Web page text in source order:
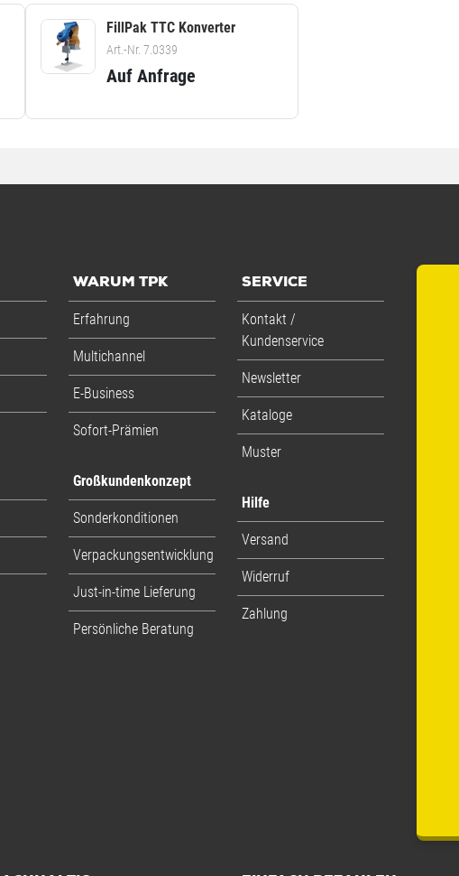
FillPak TTC Konverter
Art.-Nr. 7.0339
Auf Anfrage
WARUM TPK
Erfahrung
Multichannel
E-Business
Sofort-Prämien
Großkundenkonzept
Sonderkonditionen
Verpackungsentwicklung
Just-in-time Lieferung
Persönliche Beratung
SERVICE
Kontakt /
Kundenservice
Newsletter
Kataloge
Muster
Hilfe
Versand
Widerruf
Zahlung